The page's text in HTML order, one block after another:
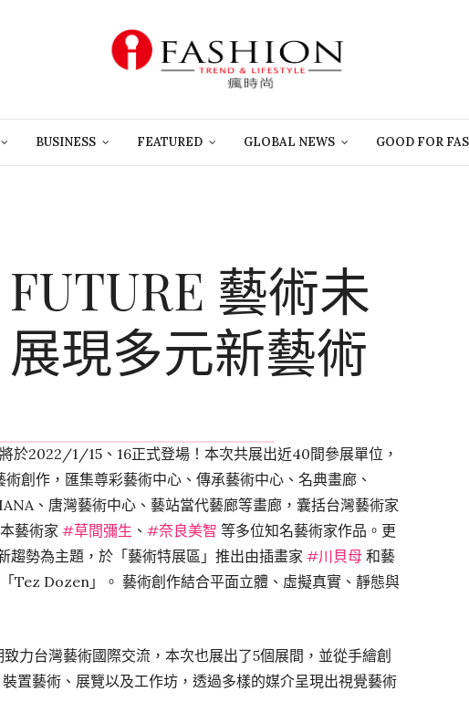
BUSINESS FEATURED GLOBAL NEWS GOOD FOR
藝術未
現多元新藝術
於2022/1/15、16正式登場！本次共展出近40間參展單位，
創作，匯集尊彩藝術中心、傳承藝術中心、名典畫廊、
、唐灣藝術中心、藝站當代藝廊等畫廊，囊括台灣藝術家
藝術家 #草間彌生 、 #奈良美智 等多位知名藝術家作品。更
趨勢為主題，於「藝術特展區」推出由插畫家 #川貝母 和藝
Tez Dozen」。 藝術創作結合平面立體、虛擬真實、靜態與
力台灣藝術國際交流，本次也展出了5個展間，並從手繪創
置藝術、展覽以及工作坊，透過多樣的媒介呈現出視覺藝術